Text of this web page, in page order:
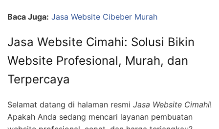
Baca Juga: Jasa Website Cibeber Murah
Jasa Website Cimahi: Solusi Bikin
Website Profesional, Murah, dan
Terpercaya
Selamat datang di halaman resmi Jasa Website Cimahi!
Apakah Anda sedang mencari layanan pembuatan